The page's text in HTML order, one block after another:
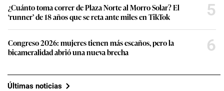
¿Cuánto toma correr de Plaza Norte al Morro Solar? El
‘runner’ de 18 años que se reta ante miles en TikTok
5
Congreso 2026: mujeres tienen más escaños, pero la
bicameralidad abrió una nueva brecha
6
Últimas noticias